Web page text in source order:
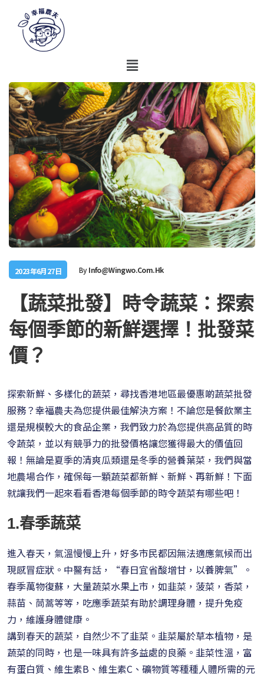
2023年6月27日 ByInfo@wingwo.com.hk
【蔬菜批發】時令蔬菜：探索
每個季節的新鮮選擇！批發菜
價？
探索新鮮、多樣化的蔬菜，尋找香港地區最優惠啲蔬菜批發
服務？幸福農夫為您提供最佳解決方案！不論您是餐飲業主
還是規模較大的食品企業，我們致力於為您提供高品質的時
令蔬菜，並以有競爭力的批發價格讓您獲得最大的價值回
報！無論是夏季的清爽瓜類還是冬季的營養葉菜，我們與當
地農場合作，確保每一顆蔬菜都新鮮、新鮮、再新鮮！下面
就讓我們一起來看看香港每個季節的時令蔬菜有哪些吧！
1.春季蔬菜
進入春天，氣溫慢慢上升，好多市民都因無法適應氣候而出
現感冒症狀。中醫有話，“春日宜省酸增甘，以養脾氣”。
春季萬物復蘇，大量蔬菜水果上市，如韭菜，菠菜，香菜，
蒜苗、茼蒿等等，吃應季蔬菜有助於調理身體，提升免疫
力，維護身體健康。
講到春天的蔬菜，自然少不了韭菜。韭菜屬於草本植物，是
蔬菜的同時，也是一味具有許多益處的良藥。韭菜性溫，富
有蛋白質、維生素B、維生素C、礦物質等種種人體所需的元